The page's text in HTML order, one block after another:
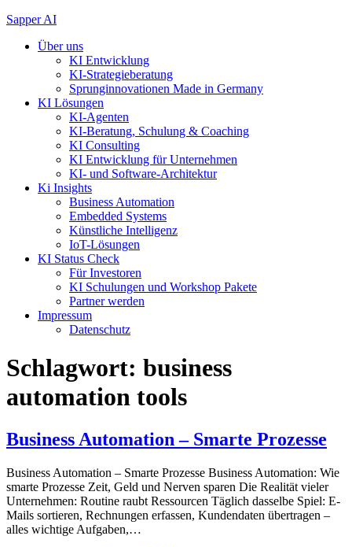
Zum
springen
Sapper AI
Über uns
KI Entwicklung
KI-Strategieberatung
Sprunginnovationen Made in Germany
KI Lösungen
KI-Agenten
KI-Beratung, Schulung & Coaching
KI Consulting
KI Entwicklung für Unternehmen
KI- und Software-Architektur
Ki Insights
Business Automation
Embedded Systems
Künstliche Intelligenz
IoT-Lösungen
KI Status Check
Für Investoren
KI Schulungen und Workshop Pakete
Partner werden
Impressum
Datenschutz
Schlagwort: business
automation tools
Business Automation – Smarte Prozesse
Business Automation – Smarte Prozesse Business Automation: Wie
smarte Prozesse Zeit, Geld und Nerven sparen Die Realität vieler
Unternehmen: Routine raubt Ressourcen Täglich dasselbe Spiel: E-
Mails sortieren, Rechnungen erfassen, Kundendaten übertragen –
alles wichtige Aufgaben,…